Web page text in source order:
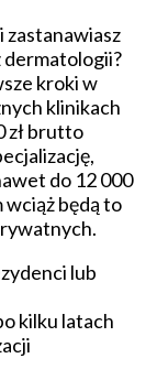
zastanawiasz
dermatologii?
kroki w
klinikach
zł brutto
do 12 000
wciąż będą to
lub
kilku latach